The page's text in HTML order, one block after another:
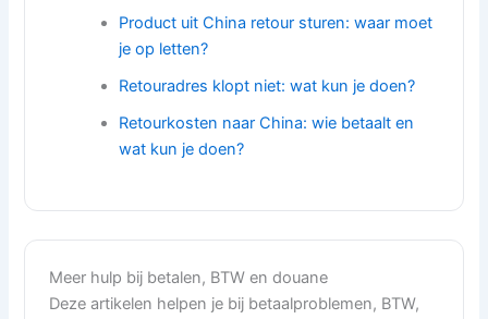
Product uit China retour sturen: waar moet
je op letten?
Retouradres klopt niet: wat kun je doen?
Retourkosten naar China: wie betaalt en
wat kun je doen?
Meer hulp bij betalen, BTW en douane
Deze artikelen helpen je bij betaalproblemen, BTW,